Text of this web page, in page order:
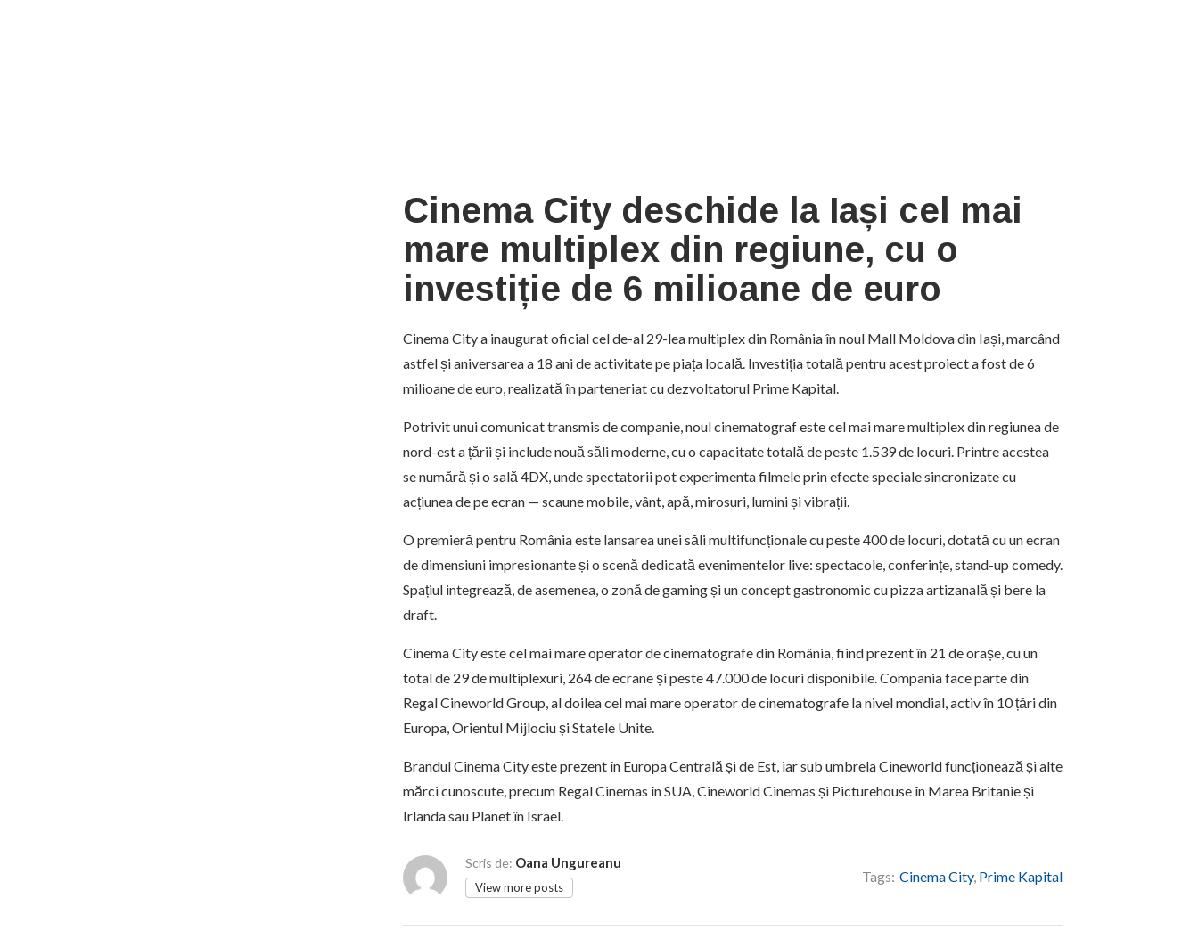
Cinema City deschide la Iași cel mai
mare multiplex din regiune, cu o
investiție de 6 milioane de euro
Cinema City a inaugurat oficial cel de-al 29-lea multiplex din România în noul Mall Moldova din Iași, marcând
astfel și aniversarea a 18 ani de activitate pe piața locală. Investiția totală pentru acest proiect a fost de 6
milioane de euro, realizată în parteneriat cu dezvoltatorul Prime Kapital.
Potrivit unui comunicat transmis de companie, noul cinematograf este cel mai mare multiplex din regiunea de
nord-est a țării și include nouă săli moderne, cu o capacitate totală de peste 1.539 de locuri. Printre acestea
se numără și o sală 4DX, unde spectatorii pot experimenta filmele prin efecte speciale sincronizate cu
acțiunea de pe ecran — scaune mobile, vânt, apă, mirosuri, lumini și vibrații.
O premieră pentru România este lansarea unei săli multifuncționale cu peste 400 de locuri, dotată cu un ecran
de dimensiuni impresionante și o scenă dedicată evenimentelor live: spectacole, conferințe, stand-up comedy.
Spațiul integrează, de asemenea, o zonă de gaming și un concept gastronomic cu pizza artizanală și bere la
draft.
Cinema City este cel mai mare operator de cinematografe din România, fiind prezent în 21 de orașe, cu un
total de 29 de multiplexuri, 264 de ecrane și peste 47.000 de locuri disponibile. Compania face parte din
Regal Cineworld Group, al doilea cel mai mare operator de cinematografe la nivel mondial, activ în 10 țări din
Europa, Orientul Mijlociu și Statele Unite.
Brandul Cinema City este prezent în Europa Centrală și de Est, iar sub umbrela Cineworld funcționează și alte
mărci cunoscute, precum Regal Cinemas în SUA, Cineworld Cinemas și Picturehouse în Marea Britanie și
Irlanda sau Planet în Israel.
Scris de: Oana Ungureanu
View more posts
Tags: Cinema City, Prime Kapital